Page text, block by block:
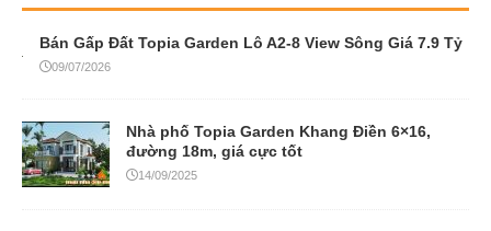
Bán Gấp Đất Topia Garden Lô A2-8 View Sông Giá 7.9 Tỷ
09/07/2026
Nhà phố Topia Garden Khang Điền 6×16,
đường 18m, giá cực tốt
14/09/2025